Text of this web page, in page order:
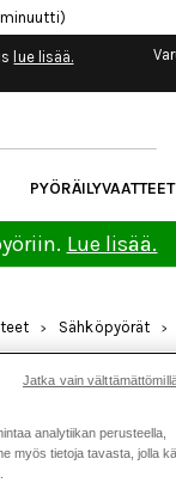
lue lisää.
PYÖRÄILYVAATTEET
Lue lisää.
> Sähköpyörät >
SÄHKÖPYÖRÄ
analytiikan perusteella,
myös tietoja tavasta, jolla
Jatka vain